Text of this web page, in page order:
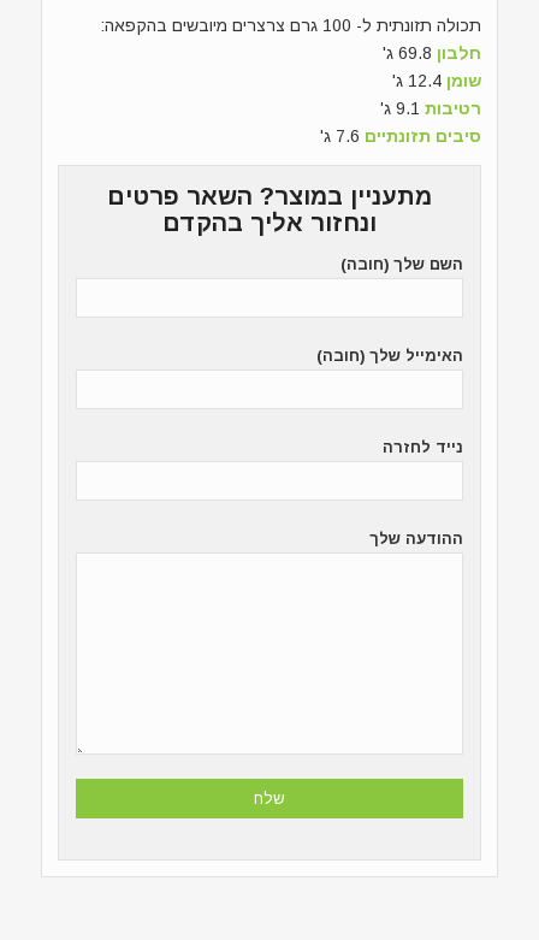
תכולה תזונתית ל- 100 גרם צרצרים מיובשים בהקפאה:
חלבון
שומן
רטיבות9.1 ג'
סיבים תזונתיים
מתעניין במוצר? השאר פרטים
ונחזור אליך בהקדם
השם שלך (חובה)
האימייל שלך (חובה)
נייד לחזרה
ההודעה שלך